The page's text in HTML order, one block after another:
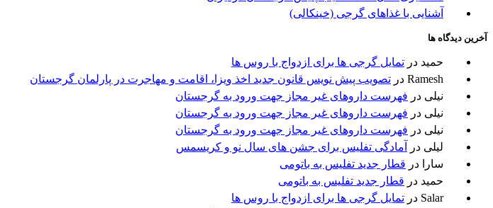
آشنایی با غذاهای گرجی (خینکالی)
آخرین دیدگاه ها
حمید در تمایل گرجی ها برای ازدواج با روس ها
Ramesh در تصویب پیش نویس قانون جدید اخذ ویزا، اقامت و مهاجرت در پارلمان گرجستان
نیلی در فهرست داروهای غیر مجاز جهت ورود به گرجستان
نیلی در فهرست داروهای غیر مجاز جهت ورود به گرجستان
نیلی در فهرست داروهای غیر مجاز جهت ورود به گرجستان
لیلی در
آمادگی تفلیس برای جشن های سال نو و کریسمس
سارا
در قطار جدید تفلیس به باتومی
حمید در قطار جدید تفلیس به باتومی
Salar در تمایل گرجی ها برای ازدواج با روس ها